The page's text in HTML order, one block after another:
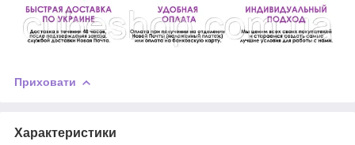
Приховати
Характеристики